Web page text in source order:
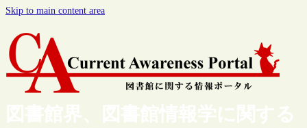
Skip to main content area
図書館界、図書館情報学に関する